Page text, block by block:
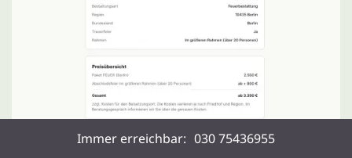
Immer erreichbar: 030 75436955